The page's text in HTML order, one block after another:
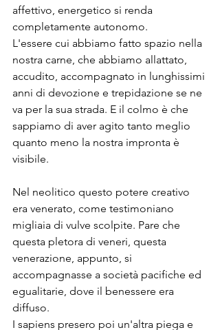
affettivo, energetico si renda
completamente autonomo.
L'essere cui abbiamo fatto spazio nella
nostra carne, che abbiamo allattato,
accudito, accompagnato in lunghissimi
anni di devozione e trepidazione se ne
va per la sua strada. E il colmo è che
sappiamo di aver agito tanto meglio
quanto meno la nostra impronta è
visibile.
Nel neolitico questo potere creativo
era venerato, come testimoniano
migliaia di vulve scolpite. Pare che
questa pletora di veneri, questa
venerazione, appunto, si
accompagnasse a società pacifiche ed
egualitarie, dove il benessere era
diffuso.
I sapiens presero poi un'altra piega e